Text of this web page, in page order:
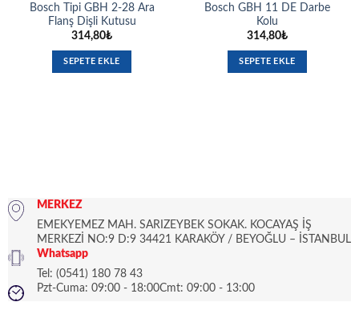
Bosch Tipi GBH 2-28 Ara
Flanş Dişli Kutusu
314,80₺
SEPETE EKLE
Bosch GBH 11 DE Darbe
Kolu
314,80₺
SEPETE EKLE
MERKEZ
EMEKYEMEZ MAH. SARIZEYBEK SOKAK. KOCAYAŞ İŞ
MERKEZİ NO:9 D:9 34421 KARAKÖY / BEYOĞLU – İSTANBUL
Whatsapp
Tel: (0541) 180 78 43
Pzt-Cuma: 09:00 - 18:00Cmt: 09:00 - 13:00